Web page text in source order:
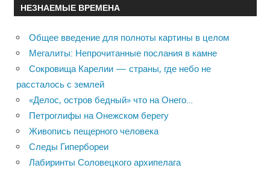
НЕЗНАЕМЫЕ ВРЕМЕНА
Общее введение для полноты картины в целом
Мегалиты: Непрочитанные послания в камне
Сокровища Карелии — страны, где небо не
рассталось с землей
«Делос, остров бедный» что на Онего…
Петроглифы на Онежском берегу
Живопись пещерного человека
Следы Гипербореи
Лабиринты Соловецкого архипелага